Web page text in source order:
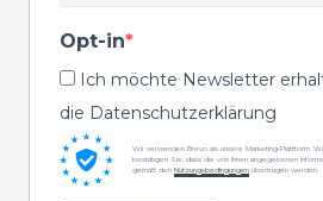
Opt-in
Ich möchte Newsletter
die Datenschutzerklärung
Wir verwenden Brevo als unsere Marketing-Plattform.
bestätigen Sie, dass die von Ihnen angegebenen
gemäß den Nutzungsbedingungen übertragen werden.